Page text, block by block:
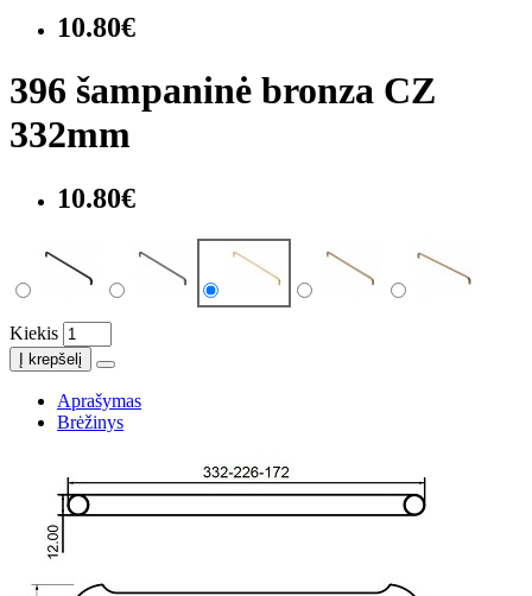
10.80€
396 šampaninė bronza CZ
332mm
10.80€
Kiekis
Į krepšelį
Aprašymas
Brėžinys